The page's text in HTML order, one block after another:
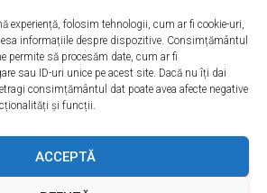
experiență, folosim tehnologii, cum ar fi cookie-uri,
informațiile despre dispozitive. Consimțământul
permite să procesăm date, cum ar fi
sau ID-uri unice pe acest site. Dacă nu îți dai
consimțământul dat poate avea afecte negative
și funcții.
ACCEPTĂ
sa faceti este sa ne sunati
NOI SERVICII